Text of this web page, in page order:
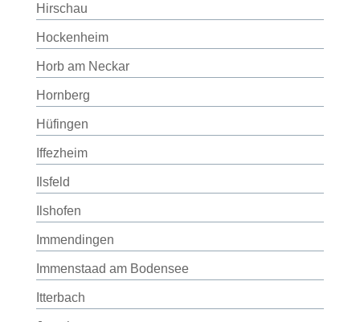
Hirschau
Hockenheim
Horb am Neckar
Hornberg
Hüfingen
Iffezheim
Ilsfeld
Ilshofen
Immendingen
Immenstaad am Bodensee
Itterbach